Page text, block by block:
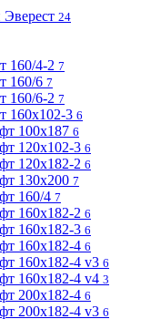
Эверест 24
160/4-2 7
160/6 7
160/6-2 7
160х102-3 6
100х187 6
120х102-3 6
120х182-2 6
130х200 7
160/4 7
160х182-2 6
160х182-3 6
160х182-4 6
160х182-4 v3 6
160х182-4 v4 3
200х182-4 6
200х182-4 v3 6